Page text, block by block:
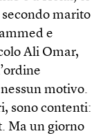
marito
e
Ali Omar,
motivo.
sono contenti:
Ma un giorno